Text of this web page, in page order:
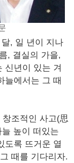
, 일 년이 지나
, 결실의 가을,
신년이 있는 겨
늘에서는 그 때
조적인 사고(思
높이 떠있는
도록 뜨거운 열
때를 기다리자.